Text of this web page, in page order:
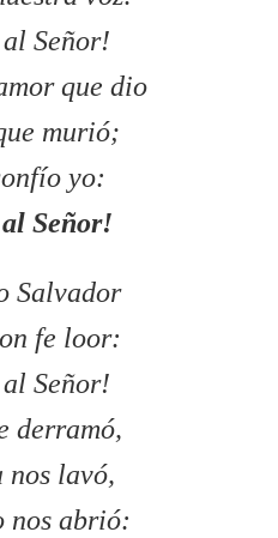
Señor!
que dio
murió;
yo:
Señor!
Salvador
fe loor:
Señor!
derramó,
nos lavó,
nos abrió: